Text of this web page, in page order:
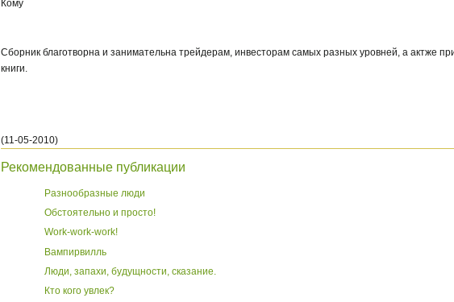
Кому
Сборник благотворна и занимательна трейдерам, инвесторам самых разных уровней, а актже
книги.
(11-05-2010)
Рекомендованные публикации
Разнообразные люди
Обстоятельно и просто!
Work-work-work!
Вампирвилль
Люди, запахи, будущности, сказание.
Кто кого увлек?